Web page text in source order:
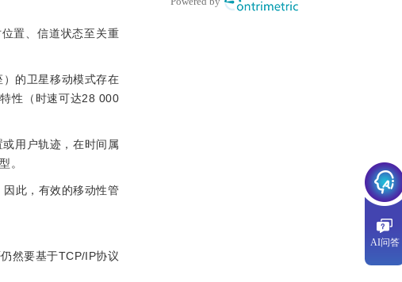
置、信道状态至关重
的卫星移动模式存在
性（时速可达28 000
用户轨迹，在时间属
。
此，有效的移动性管
然要基于TCP/IP协议
AI问答